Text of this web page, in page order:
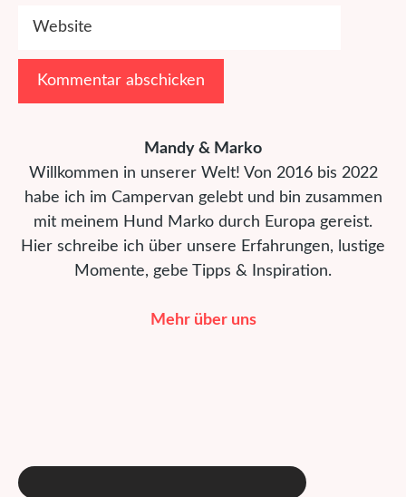
Mandy & Marko
Willkommen in unserer Welt! Von 2016 bis 2022
habe ich im Campervan gelebt und bin zusammen
mit meinem Hund Marko durch Europa gereist.
Hier schreibe ich über unsere Erfahrungen, lustige
Momente, gebe Tipps & Inspiration.
Mehr über uns